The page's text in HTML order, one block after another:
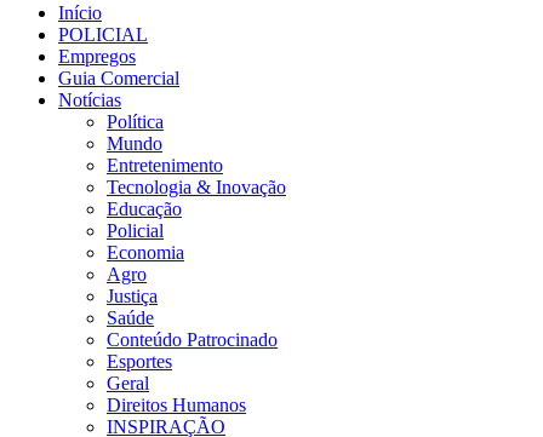
Início
POLICIAL
Empregos
Guia Comercial
Notícias
Política
Mundo
Entretenimento
Tecnologia & Inovação
Educação
Policial
Economia
Agro
Justiça
Saúde
Conteúdo Patrocinado
Esportes
Geral
Direitos Humanos
INSPIRAÇÃO